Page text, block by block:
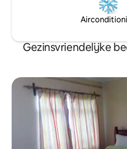
Gezinsvriendelijke